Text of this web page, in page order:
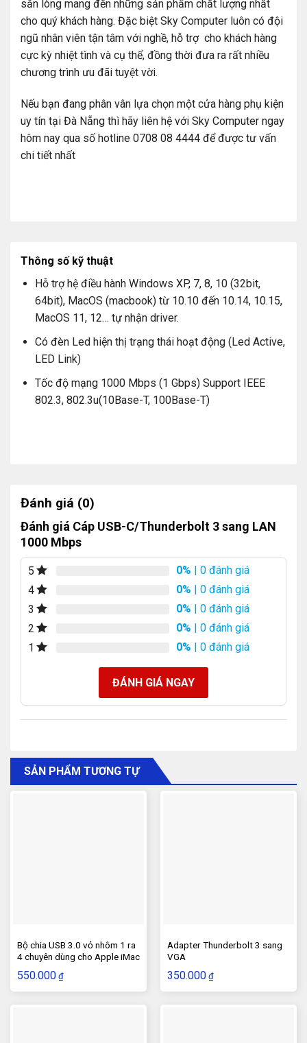
sẵn lòng mang đến những sản phẩm chất lượng nhất
cho quý khách hàng. Đặc biệt Sky Computer luôn có đội
ngũ nhân viên tận tâm với nghề, hỗ trợ cho khách hàng
cực kỳ nhiệt tình và cụ thể, đồng thời đưa ra rất nhiều
chương trình ưu đãi tuyệt vời.
Nếu bạn đang phân vân lựa chọn một cửa hàng phụ kiện
uy tín tại Đà Nẵng thì hãy liên hệ với Sky Computer ngay
hôm nay qua số hotline 0708 08 4444 để được tư vấn
chi tiết nhất
Thông số kỹ thuật
Hỗ trợ hệ điều hành Windows XP, 7, 8, 10 (32bit,
64bit), MacOS (macbook) từ 10.10 đến 10.14, 10.15,
MacOS 11, 12… tự nhận driver.
Có đèn Led hiện thị trạng thái hoạt động (Led Active,
LED Link)
Tốc độ mạng 1000 Mbps (1 Gbps) Support IEEE
802.3, 802.3u(10Base-T, 100Base-T)
Đánh giá (0)
Đánh giá Cáp USB-C/Thunderbolt 3 sang LAN
1000 Mbps
5 0% | 0 đánh giá
4
0% | 0 đánh giá
3
0% | 0 đánh giá
2
0% | 0 đánh giá
1
0% | 0 đánh giá
ĐÁNH GIÁ NGAY
SẢN PHẨM TƯƠNG TỰ
Bộ chia USB 3.0 vỏ nhôm 1 ra
4 chuyên dùng cho Apple iMac
550.000 ₫
Adapter Thunderbolt 3 sang
VGA
350.000 ₫